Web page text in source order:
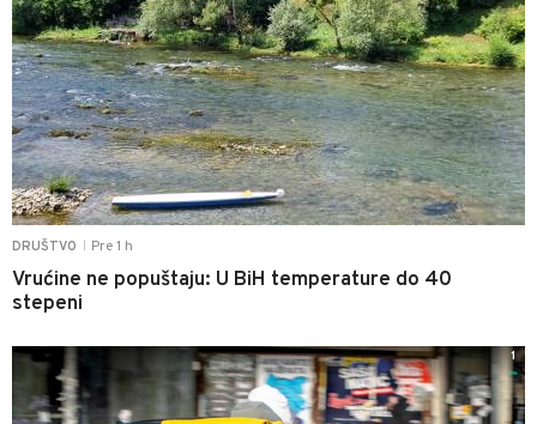
DRUŠTVO Pre 1 h
Vrućine ne popuštaju: U BiH temperature do 40
stepeni
1